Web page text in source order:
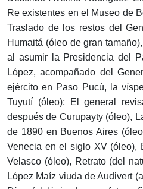
Re existentes en el Museo de
Traslado de los restos del
Humaitá (óleo de gran
al asumir la Presidencia del
López, acompañado del
ejército en Paso Pucú, la
Tuyutí (óleo); El general
después de Curupayty (óleo),
de 1890 en Buenos Aires
Venecia en el siglo XV (óleo),
Velasco (óleo), Retrato (del
López Maíz viuda de Audivert